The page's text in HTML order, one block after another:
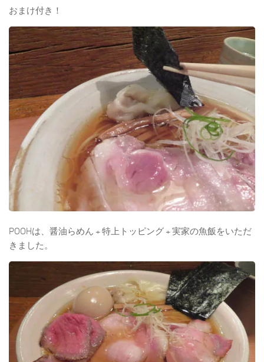
おまけ付き！
POOHは、醤油らめん + 特上トッピング + 実家の魚飯をいただ
きました。